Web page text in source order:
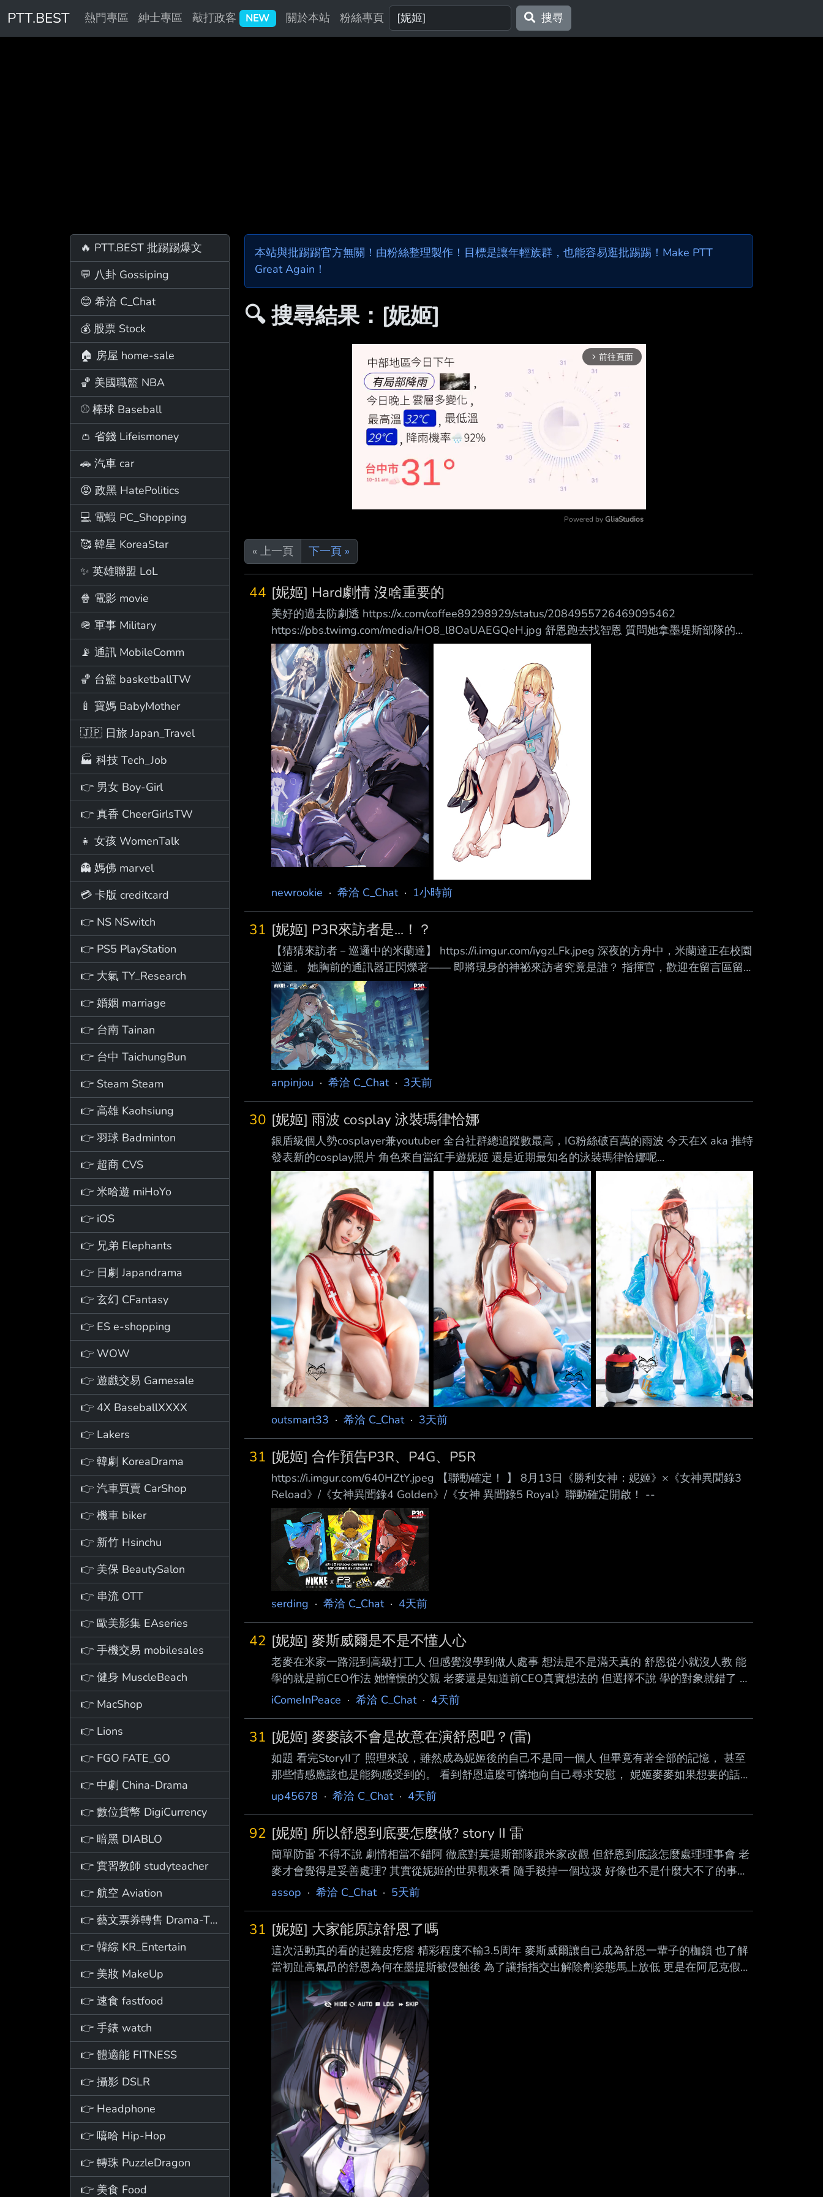
PTT.BEST 熱門專區 紳士專區 敲打政客 NEW 關於本站 粉絲專頁 搜尋
🔥 PTT.BEST 批踢踢爆文
💬 八卦 Gossiping
😊 希洽 C_Chat
💰 股票 Stock
🏠 房屋 home-sale
🏀 美國職籃 NBA
⚾ 棒球 Baseball
👛 省錢 Lifeismoney
🚗 汽車 car
😡 政黑 HatePolitics
💻 電蝦 PC_Shopping
🥰 韓星 KoreaStar
✨ 英雄聯盟 LoL
🍿 電影 movie
🪖 軍事 Military
📡 通訊 MobileComm
🏀 台籃 basketballTW
🍼 寶媽 BabyMother
🇯🇵 日旅 Japan_Travel
🏭 科技 Tech_Job
👉 男女 Boy-Girl
👉 真香 CheerGirlsTW
👧 女孩 WomenTalk
👻 媽佛 marvel
💳 卡版 creditcard
👉 NS NSwitch
👉 PS5 PlayStation
👉 大氣 TY_Research
👉 婚姻 marriage
👉 台南 Tainan
👉 台中 TaichungBun
👉 Steam Steam
👉 高雄 Kaohsiung
👉 羽球 Badminton
👉 超商 CVS
👉 米哈遊 miHoYo
👉 iOS
👉 兄弟 Elephants
👉 日劇 Japandrama
👉 玄幻 CFantasy
👉 ES e-shopping
👉 WOW
👉 遊戲交易 Gamesale
👉 4X BaseballXXXX
👉 Lakers
👉 韓劇 KoreaDrama
👉 汽車買賣 CarShop
👉 機車 biker
👉 新竹 Hsinchu
👉 美保 BeautySalon
👉 串流 OTT
👉 歐美影集 EAseries
👉 手機交易 mobilesales
👉 健身 MuscleBeach
👉 MacShop
👉 Lions
👉 FGO FATE_GO
👉 中劇 China-Drama
👉 數位貨幣 DigiCurrency
👉 暗黑 DIABLO
👉 實習教師 studyteacher
👉 航空 Aviation
👉 藝文票券轉售 Drama-Ticket
👉 韓綜 KR_Entertain
👉 美妝 MakeUp
👉 速食 fastfood
👉 手錶 watch
👉 體適能 FITNESS
👉 攝影 DSLR
👉 Headphone
👉 嘻哈 Hip-Hop
👉 轉珠 PuzzleDragon
👉 美食 Food
本站與批踢踢官方無關！由粉絲整理製作！目標是讓年輕族群，也能容易逛批踢踢！Make PTT
Great Again！
🔍 搜尋結果：[妮姬]
arrow_forward_ios 前往頁面
Powered by GliaStudios
« 上一頁 下一頁 »
44 [妮姬] Hard劇情 沒啥重要的
美好的過去防劇透 https://x.com/coffee89298929/status/2084955726469095462
https://pbs.twimg.com/media/HO8_l8OaUAEGQeH.jpg 舒恩跑去找智恩 質問她拿墨堤斯部隊的數
據想幹嘛？ 智恩淚眼汪汪說她沒有 舒恩質疑可以突破米西利斯最高級資安 又只幹走墨堤斯資料的
全方舟只有你會這麼做 智恩姐姐說但放眼到方舟之外 我們的老爹也完全有能力這樣做喔^^ 根據其
他對話大概可以得知 1.老爸在地面上 2.智恩還沒開腦老爸 3
newrookie · 希洽 C_Chat· 1小時前
31 [妮姬] P3R來訪者是...！？
【猜猜來訪者－巡邏中的米蘭達】 https://i.imgur.com/iygzLFk.jpeg 深夜的方舟中，米蘭達正在校園
巡邏。 她胸前的通訊器正閃爍著—— 即將現身的神祕來訪者究竟是誰？ 指揮官，歡迎在留言區留
下你的猜測吧！ #NIKKExPersona -- 推 tonsin2976: 幹我要她 推 Hsuaaaanlala: 我要他幹 推
vance1024: 他要幹我 → Lisanity: 要我幹她 推 SHCAFE: 要她幹我 推 dog29635841: 她要我幹 --
anpinjou · 希洽 C_Chat· 3天前
30 [妮姬] 雨波 cosplay 泳裝瑪律恰娜
銀盾級個人勢cosplayer兼youtuber 全台社群總追蹤數最高，IG粉絲破百萬的雨波 今天在X aka 推特
發表新的cosplay照片 角色來自當紅手遊妮姬 還是近期最知名的泳裝瑪律恰娜呢
https://x.com/haneame_cos/status/2083949743739404683
https://pbs.twimg.com/media/HOur9GfbcAARFet.jpg
https://pbs.twimg.com/media/HOur9wBb0AAiPZd.jpg https:/
outsmart33 · 希洽 C_Chat· 3天前
31 [妮姬] 合作預告P3R、P4G、P5R
https://i.imgur.com/640HZtY.jpeg 【聯動確定！ 】 8月13日《勝利女神：妮姬》×《女神異聞錄3
Reload》/《女神異聞錄4 Golden》/《女神 異聞錄5 Royal》聯動確定開啟！ --
serding · 希洽 C_Chat· 4天前
42 [妮姬] 麥斯威爾是不是不懂人心
老麥在米家一路混到高級打工人 但感覺沒學到做人處事 想法是不是滿天真的 舒恩從小就沒人教 能
學的就是前CEO作法 她憧憬的父親 老麥還是知道前CEO真實想法的 但選擇不說 學的對象就錯了 舒
恩長歪也是必然 最後的辦法居然是辭職要人家自己反省 未來有麻煩再考慮幫忙= = 嗯... --
iComeInPeace · 希洽 C_Chat· 4天前
31 [妮姬] 麥麥該不會是故意在演舒恩吧？(雷)
如題 看完StoryII了 照理來說，雖然成為妮姬後的自己不是同一個人 但畢竟有著全部的記憶， 甚至
那些情感應該也是能夠感受到的。 看到舒恩這麼可憐地向自己尋求安慰， 妮姬麥麥如果想要的話，
應該是也能做到安慰舒恩且不露破綻的程度吧？ 畢竟妮姬麥麥看起來也是能成為我母親的女人 我在
斯威爾」的哲學思考前， 就先選擇尊重人類麥麥的遺願 最起碼 在舒恩面前要裝作跟前世完全切割
這樣才能讓舒恩意識到人類麥已經徹底死去。 當
up45678 · 希洽 C_Chat· 4天前
92 [妮姬] 所以舒恩到底要怎麼做? story II 雷
簡單防雷 不得不說 劇情相當不錯阿 徹底對莫提斯部隊跟米家改觀 但舒恩到底該怎麼處理理事會 老
麥才會覺得是妥善處理? 其實從妮姬的世界觀來看 隨手殺掉一個垃圾 好像也不是什麼大不了的事情
我不是說殺人就是對的 但在那個世界觀下面 尤其是那群垃圾才剛剛就把你畢生的心血給毀了 不但
產的計畫 對人類也是極大的損失 本來應該會有更多高性能的妮姬誕生 從舒恩的角度來看 不馬上除
掉他們 也沒辦法繼續下去 如果要走正常調查審判流程
assop · 希洽 C_Chat· 5天前
31 [妮姬] 大家能原諒舒恩了嗎
這次活動真的看的起雞皮疙瘩 精彩程度不輸3.5周年 麥斯威爾讓自己成為舒恩一輩子的枷鎖 也了解
當初趾高氣昂的舒恩為何在墨提斯被侵蝕後 為了讓指指交出解除劑姿態馬上放低 更是在阿尼克假判
決後 想盡辦法就是不想要成為記憶變更過的妮姬 (阿尼克這一手回頭看真的很有效)
https://i.imgur.com/cuuJNNJ.jpeg 但我們還是先複習一下 早期劇情舒恩做過的破事 1.初登場用尤妮
和米哈拉的能力 強迫指指跪下並承受腹部槍擊的疼痛 2.擅自派部隊去地面 害米哈拉被判決要清除記
憶 間接導致日後尤妮壞掉